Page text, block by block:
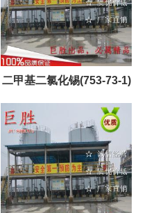
二甲基二氯化锡(753-73-1)